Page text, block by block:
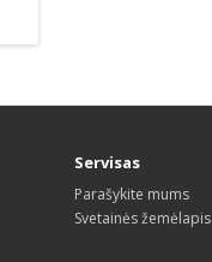
Servisas
Parašykite mums
Svetainės žemėlapis